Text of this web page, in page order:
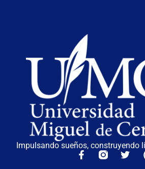
Impulsando sueños, construyendo